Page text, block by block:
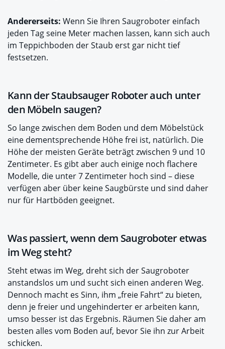
Andererseits: Wenn Sie Ihren Saugroboter einfach
jeden Tag seine Meter machen lassen, kann sich auch
im Teppichboden der Staub erst gar nicht tief
festsetzen.
Kann der Staubsauger Roboter auch unter
den Möbeln saugen?
So lange zwischen dem Boden und dem Möbelstück
eine dementsprechende Höhe frei ist, natürlich. Die
Höhe der meisten Geräte beträgt zwischen 9 und 10
Zentimeter. Es gibt aber auch einige noch flachere
Modelle, die unter 7 Zentimeter hoch sind – diese
verfügen aber über keine Saugbürste und sind daher
nur für Hartböden geeignet.
Was passiert, wenn dem Saugroboter etwas
im Weg steht?
Steht etwas im Weg, dreht sich der Saugroboter
anstandslos um und sucht sich einen anderen Weg.
Dennoch macht es Sinn, ihm „freie Fahrt“ zu bieten,
denn je freier und ungehinderter er arbeiten kann,
umso besser ist das Ergebnis. Räumen Sie daher am
besten alles vom Boden auf, bevor Sie ihn zur Arbeit
schicken.